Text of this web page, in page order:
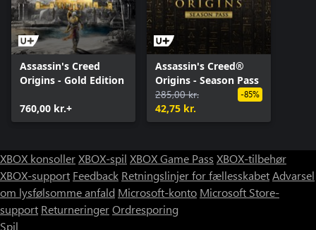
Assassin's Creed
Origins - Gold Edition
760,00 kr.+
Assassin's Creed®
Origins - Season Pass
285,00 kr.
42,75 kr.
-85%
XBOX konsollerXBOX-spil XBOX Game Pass XBOX-tilbehør
XBOX-support Feedback Retningslinjer for fællesskabetAdvarsel
om lysfølsomme anfald Microsoft-konto Microsoft Store-
support ReturneringerOrdresporing
Spil